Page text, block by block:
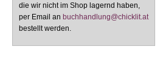
die wir nicht im Shop lagernd haben,
per Email an buchhandlung@chicklit.at
bestellt werden.